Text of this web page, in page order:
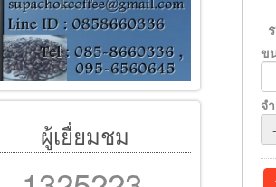
ผู้เยื่ยมชม
ข
จ
-